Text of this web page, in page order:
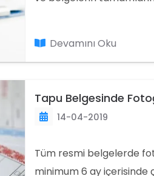
Devamını Oku
Tapu Belgesinde
14-04-2019
Tüm resmi belgelerde
minimum 6 ay içerisinde